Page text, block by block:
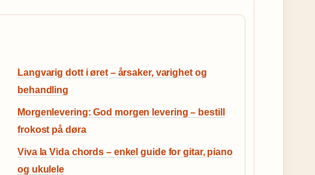
Langvarig dott i øret – årsaker, varighet og
behandling
Morgenlevering: God morgen levering – bestill
frokost på døra
Viva la Vida chords – enkel guide for gitar, piano
og ukulele